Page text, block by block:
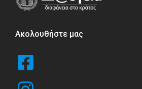
Ακολουθήστε μας